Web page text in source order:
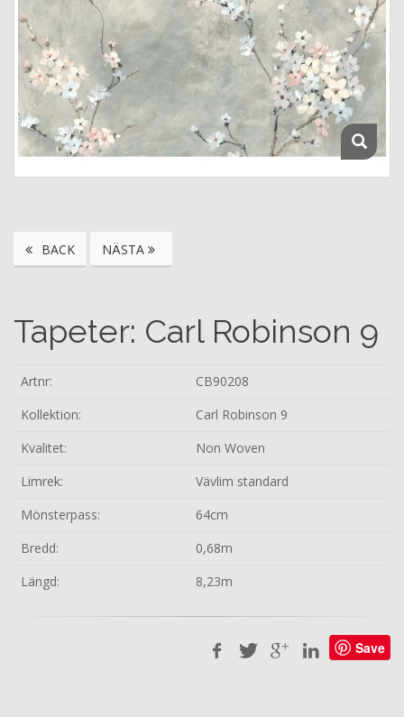
BACK NÄSTA
Tapeter: Carl Robinson 9
Artnr:
CB90208
Kollektion:
Carl Robinson 9
Kvalitet:
Non Woven
Limrek:
Vävlim standard
Mönsterpass:
64cm
Bredd:
0,68m
Längd:
8,23m
Save